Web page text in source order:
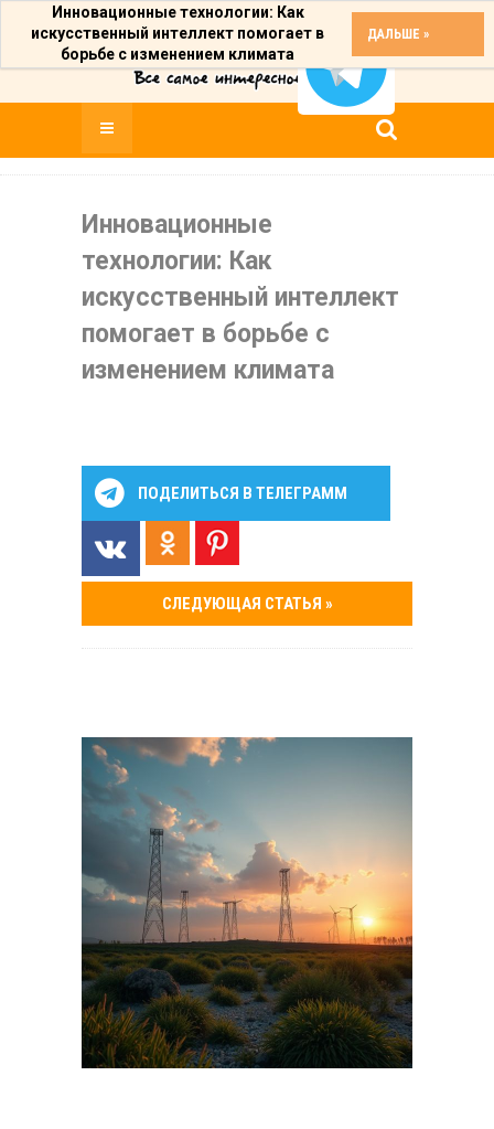
Инновационные технологии: Как
искусственный интеллект помогает в
борьбе с изменением климата
ДАЛЬШЕ »
Инновационные
технологии: Как
искусственный интеллект
помогает в борьбе с
изменением климата
ПОДЕЛИТЬСЯ В ТЕЛЕГРАММ
СЛЕДУЮЩАЯ СТАТЬЯ »